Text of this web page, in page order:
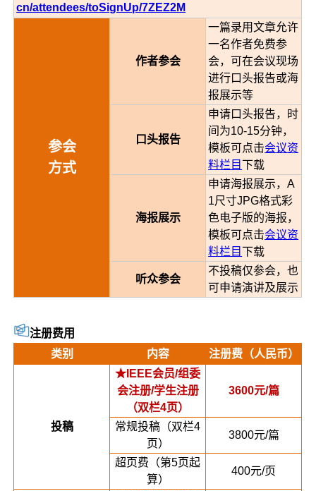
cn/attendees/toSignUp/7ZEZ2M
参会
方式
作者参会
一篇录用文章允许
一名作者免费参
会，可在会议现场
进行口头报告或海
报展示等
口头报告
申请口头报告，时
间为10-15分钟，
模板可点击会议资
料栏目下载
海报展示
申请海报展示，A
1尺寸JPG格式彩
色电子版的海报，
模板可点击会议资
料栏目下载
听众参会
不投稿仅参会，也
可申请演讲及展示
注册费用
类别
内容 注册费（人民币）
投稿
★IEEE会员/组委
会注册/学生注册
（双栏4页）
3600元/篇
常规投稿（双栏4
页）
3800元/篇
超页费（第5页起
算）
400元/页